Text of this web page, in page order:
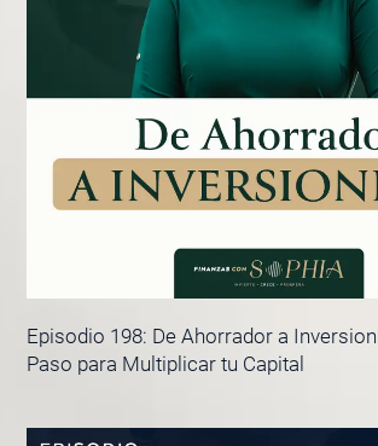
Episodio 198: De Ahorrador a
Paso para Multiplicar tu Capital